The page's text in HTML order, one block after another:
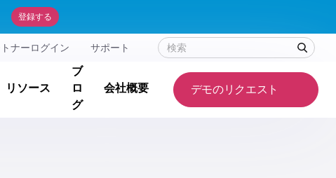
登録する
ナーログイン サポート
リソース
ブ
ロ
グ
会社概要 デモのリクエスト